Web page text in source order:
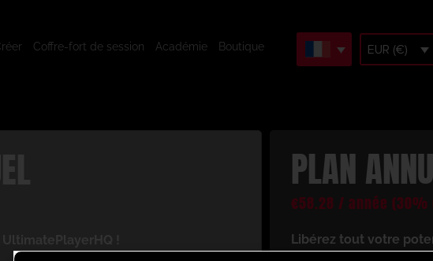
Coffre-fort de session Académie Boutique EUR (€)
PLAN
€58.28 / année (30%
Libérez tout votre